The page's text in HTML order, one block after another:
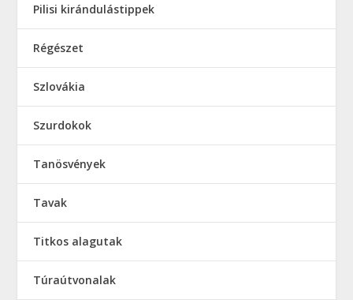
Pilisi kirándulástippek
Régészet
Szlovákia
Szurdokok
Tanösvények
Tavak
Titkos alagutak
Túraútvonalak